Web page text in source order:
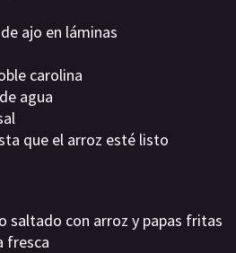
ajo en láminas
carolina
agua
que el arroz esté listo
saltado con arroz y papas fritas
fresca